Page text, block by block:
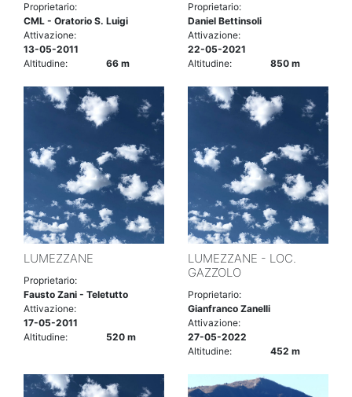
Proprietario:
CML - Oratorio S. Luigi
Attivazione:
13-05-2011
Altitudine:
66 m
Proprietario:
Daniel Bettinsoli
Attivazione:
22-05-2021
Altitudine:
850 m
LUMEZZANE
Proprietario:
Fausto Zani - Teletutto
Attivazione:
17-05-2011
Altitudine:
520 m
LUMEZZANE - LOC.
GAZZOLO
Proprietario:
Gianfranco Zanelli
Attivazione:
27-05-2022
Altitudine:
452 m